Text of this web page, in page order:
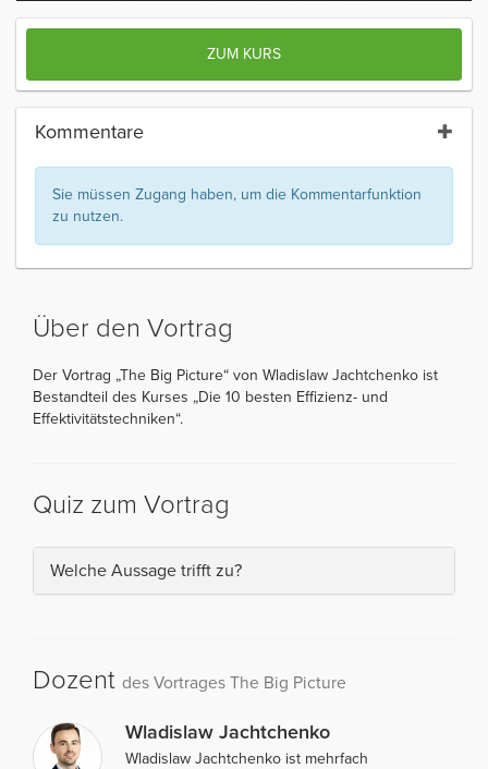
ZUM KURS
Kommentare
Sie müssen Zugang haben, um die Kommentarfunktion
zu nutzen.
Über den Vortrag
Der Vortrag „The Big Picture“ von Wladislaw Jachtchenko ist
Bestandteil des Kurses „Die 10 besten Effizienz- und
Effektivitätstechniken“.
Quiz zum Vortrag
Welche Aussage trifft zu?
Dozent des Vortrages The Big Picture
Wladislaw Jachtchenko
Wladislaw Jachtchenko ist mehrfach